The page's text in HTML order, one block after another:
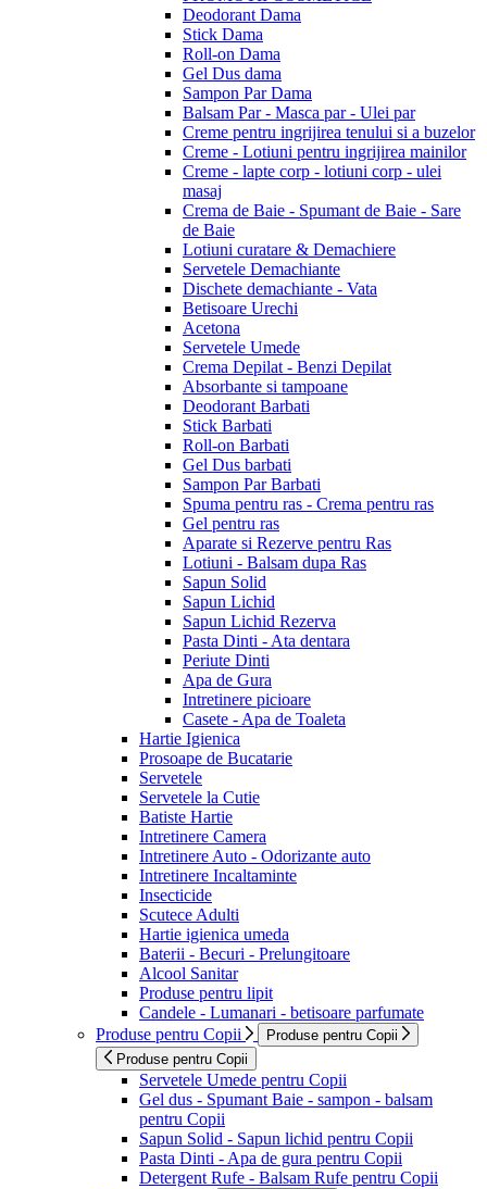
Deodorant Dama
Stick Dama
Roll-on Dama
Gel Dus dama
Sampon Par Dama
Balsam Par - Masca par - Ulei par
Creme pentru ingrijirea tenului si a buzelor
Creme - Lotiuni pentru ingrijirea mainilor
Creme - lapte corp - lotiuni corp - ulei
masaj
Crema de Baie - Spumant de Baie - Sare
de Baie
Lotiuni curatare & Demachiere
Servetele Demachiante
Dischete demachiante - Vata
Betisoare Urechi
Acetona
Servetele Umede
Crema Depilat - Benzi Depilat
Absorbante si tampoane
Deodorant Barbati
Stick Barbati
Roll-on Barbati
Gel Dus barbati
Sampon Par Barbati
Spuma pentru ras - Crema pentru ras
Gel pentru ras
Aparate si Rezerve pentru Ras
Lotiuni - Balsam dupa Ras
Sapun Solid
Sapun Lichid
Sapun Lichid Rezerva
Pasta Dinti - Ata dentara
Periute Dinti
Apa de Gura
Intretinere picioare
Casete - Apa de Toaleta
Hartie Igienica
Prosoape de Bucatarie
Servetele
Servetele la Cutie
Batiste Hartie
Intretinere Camera
Intretinere Auto - Odorizante auto
Intretinere Incaltaminte
Insecticide
Scutece Adulti
Hartie igienica umeda
Baterii - Becuri - Prelungitoare
Alcool Sanitar
Produse pentru lipit
Candele - Lumanari - betisoare parfumate
Produse pentru Copii
Produse pentru Copii
Produse pentru Copii
Servetele Umede pentru Copii
Gel dus - Spumant Baie - sampon - balsam
pentru Copii
Sapun Solid - Sapun lichid pentru Copii
Pasta Dinti - Apa de gura pentru Copii
Detergent Rufe - Balsam Rufe pentru Copii